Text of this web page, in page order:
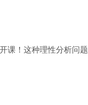
课！这种理性分析问